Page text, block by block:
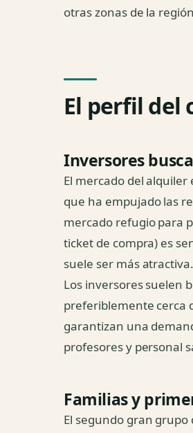
otras zonas de la
El perfil del
Inversores
El mercado del
que ha empujado las
mercado refugio para
ticket de compra) es
suele ser más atractiva.
Los inversores suelen
preferiblemente cerca
garantizan una
profesores y personal
Familias y
El segundo gran